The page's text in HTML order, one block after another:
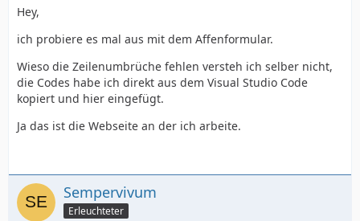
Hey,
ich probiere es mal aus mit dem Affenformular.
Wieso die Zeilenumbrüche fehlen versteh ich selber nicht,
die Codes habe ich direkt aus dem Visual Studio Code
kopiert und hier eingefügt.
Ja das ist die Webseite an der ich arbeite.
Sempervivum
Erleuchteter